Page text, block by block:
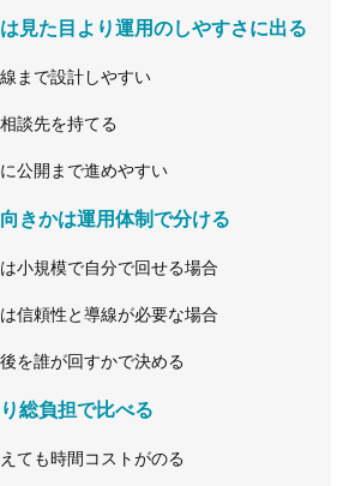
見た目より運用のしやすさに出る
まで設計しやすい
談先を持てる
公開まで進めやすい
きかは運用体制で分ける
小規模で自分で回せる場合
信頼性と導線が必要な場合
を誰が回すかで決める
総負担で比べる
ても時間コストがのる